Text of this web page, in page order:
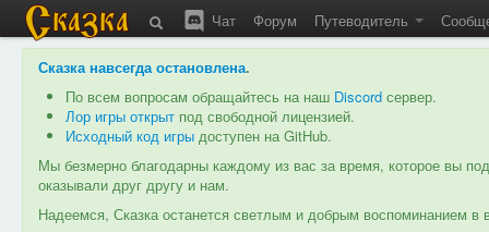
Чат Форум Путеводитель
Сказка навсегда остановлена.
По всем вопросам обращайтесь на наш Discord сервер.
Лор игры открыт под свободной лицензией.
Исходный код игры доступен на GitHub.
Мы безмерно благодарны каждому из вас за время, которое вы
оказывали друг другу и нам.
Надеемся, Сказка останется светлым и добрым воспоминанием